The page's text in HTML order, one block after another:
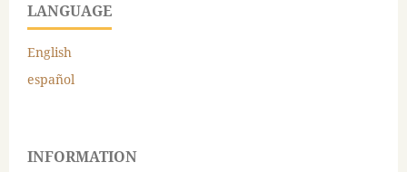
LANGUAGE
English
español
INFORMATION